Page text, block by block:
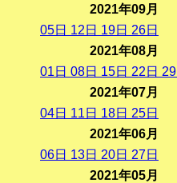
2021年09月
05日 12 日 19日 26日
2021年08月
01 日 08日 15日 22 日 29
2021年07月
04日 11 日 18日 25日
2021年06月
06日 13日 20日 27日
2021年05月